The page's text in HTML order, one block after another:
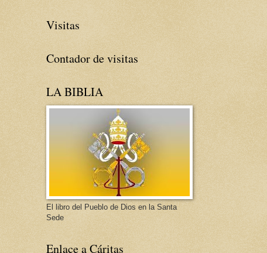
Visitas
Contador de visitas
LA BIBLIA
El libro del Pueblo de Dios en la Santa
Sede
Enlace a Cáritas